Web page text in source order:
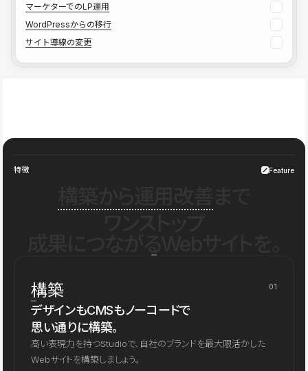
マーケターでのLP運用
WordPressからの移行
サイト導線の変更
特徴 Feature
構築 01
デザインもCMSもノーコードで
思い通りに構築。
高い表現力を持つStudioで、自社のブランドを最大限活かした
Webサイトを構築しましょう。